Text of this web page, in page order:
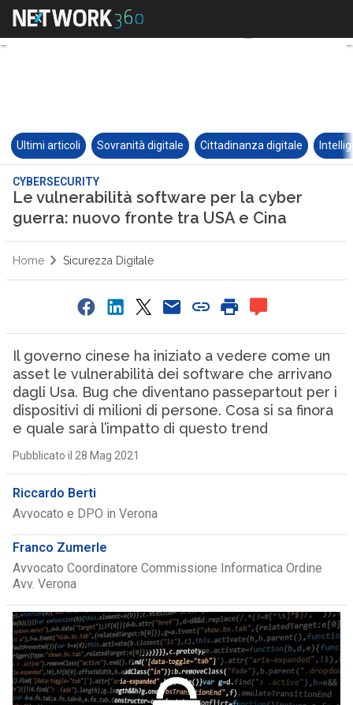
Ultimi articoli Sovranità digitale Cittadinanza digitale
CYBERSECURITY
Le vulnerabilità software per la cyber
guerra: nuovo fronte tra USA e Cina
Home Sicurezza Digitale
Il governo cinese ha iniziato a vedere come un
asset le vulnerabilità dei software che arrivano
dagli Usa. Bug che diventano passepartout per i
dispositivi di milioni di persone. Cosa si sa finora
e quale sarà l’impatto di questo trend
Pubblicato il 28 Mag 2021
Riccardo Berti
Avvocato e DPO in Verona
Franco Zumerle
Avvocato Coordinatore Commissione Informatica Ordine
Avv. Verona